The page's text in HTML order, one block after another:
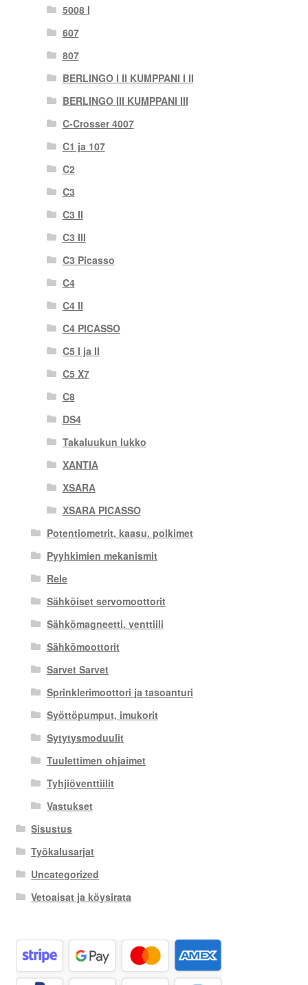
5008 I
607
807
BERLINGO I II KUMPPANI I II
BERLINGO III KUMPPANI III
C-Crosser 4007
C1 ja 107
C2
C3
C3 II
C3 III
C3 Picasso
C4
C4 II
C4 PICASSO
C5 I ja II
C5 X7
C8
DS4
Takaluukun lukko
XANTIA
XSARA
XSARA PICASSO
Potentiometrit, kaasu. polkimet
Pyyhkimien mekanismit
Rele
Sähköiset servomoottorit
Sähkömagneetti. venttiili
Sähkömoottorit
Sarvet Sarvet
Sprinklerimoottori ja tasoanturi
Syöttöpumput, imukorit
Sytytysmoduulit
Tuulettimen ohjaimet
Tyhjiöventtiilit
Vastukset
Sisustus
Työkalusarjat
Uncategorized
Vetoaisat ja köysirata